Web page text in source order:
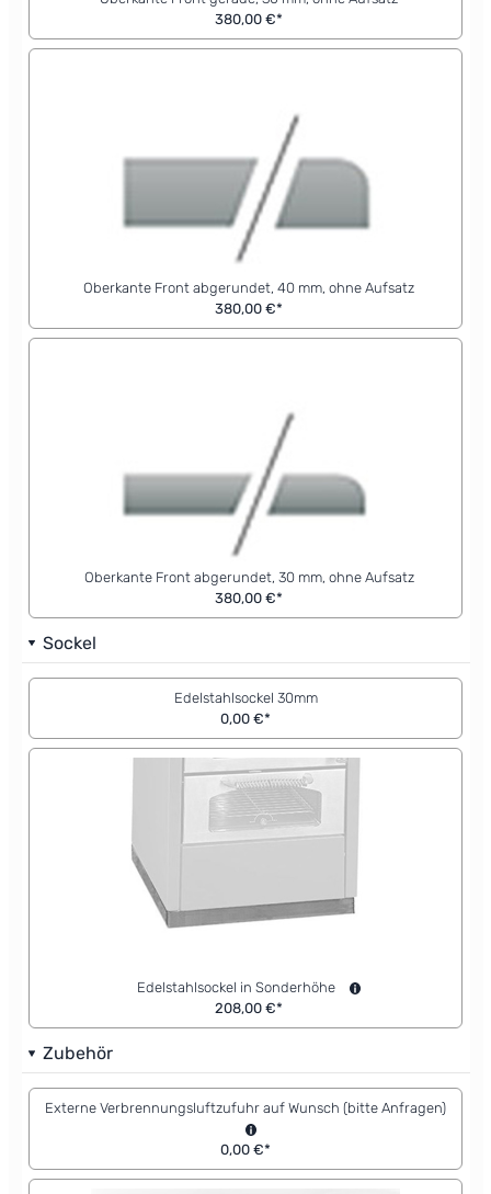
380,00 €*
Oberkante Front abgerundet, 40 mm, ohne Aufsatz
380,00 €*
Oberkante Front abgerundet, 30 mm, ohne Aufsatz
380,00 €*
Sockel
Edelstahlsockel 30mm
0,00 €*
Edelstahlsockel in Sonderhöhe
208,00 €*
Zubehör
Externe Verbrennungsluftzufuhr auf Wunsch (bitte Anfragen)
0,00 €*